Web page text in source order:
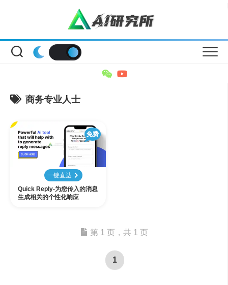
商务专业人士
免费
一键直达
Quick Reply-为您传入的消息
生成相关的个性化响应
第 1 页，共 1 页
1